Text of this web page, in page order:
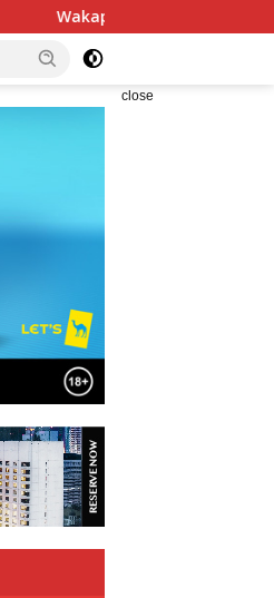
Prasetyo Tekankan Karakter
close